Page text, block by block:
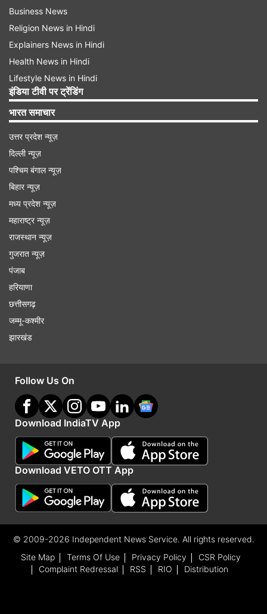
एक और ऐसा क्षेत्र है, जहां स्थानीय लोगों का जीवन स्तर
बेहतर बनाने के लिए हमें साथ मिलकर काम करना होगा।
इस स्वास्थ्य केंद्र में सभी जांच उपकरण, छोटा ऑपरेशन कक्ष,
ईसीजी, पैथोलॉजी प्रयोगशाला, अल्ट्रासाउंड, दवा की दुकान
इत्यादि सभी सुविधाएं उपलब्ध होंगी। मारुति इस पर 3.3
करोड़ रुपए का निवेश करेगी। साथ ही परिचालन एवं
रखरखाव का खर्च भी उठाएगी।
India TVहिंदी न्यूज़के साथ रहें हर दिन अपडेट, पाएं देश और
Business News
Religion News in Hindi
Explainers News in Hindi
Health News in Hindi
Lifestyle News in Hindi
इंडिया टीवी पर ट्रेंडिंग
भारत समाचार
उत्तर प्रदेश न्यूज़
दिल्ली न्यूज़
पश्चिम बंगाल न्यूज़
बिहार न्यूज़
मध्य प्रदेश न्यूज़
महाराष्ट्र न्यूज़
राजस्थान न्यूज़
गुजरात न्यूज़
पंजाब
हरियाणा
छत्तीसगढ़
जम्मू-कश्मीर
झारखंड
Follow Us On
Download IndiaTV App
Download VETO OTT App
© 2009-2026 Independent News Service. All rights reserved.
Site Map
Terms Of Use Privacy Policy
CSR Policy
Complaint Redressal
RSS RIO Distribution